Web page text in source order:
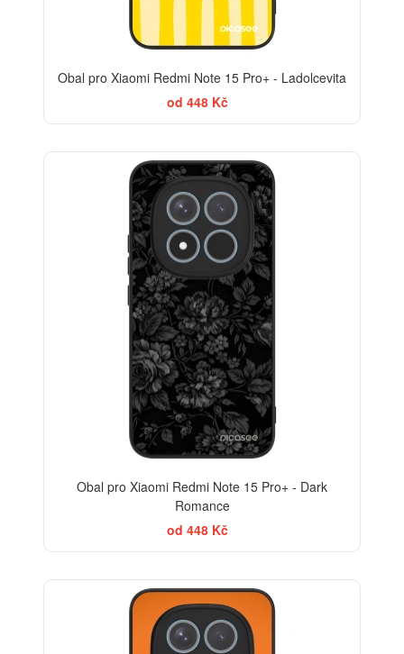
Obal pro Xiaomi Redmi Note 15 Pro+ - Ladolcevita
od 448 Kč
Obal pro Xiaomi Redmi Note 15 Pro+ - Dark
Romance
od 448 Kč